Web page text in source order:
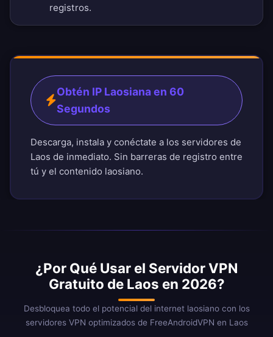
registros.
Obtén IP Laosiana en 60
Segundos
Descarga, instala y conéctate a los servidores de
Laos de inmediato. Sin barreras de registro entre
tú y el contenido laosiano.
¿Por Qué Usar el Servidor VPN
Gratuito de Laos en 2026?
Desbloquea todo el potencial del internet laosiano con los
servidores VPN optimizados de FreeAndroidVPN en Laos